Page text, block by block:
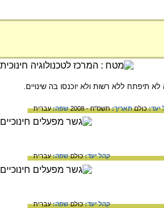
ללא רשות ולא יוכנסו בה שינויים.
יעד:כולםתאריך:תשס"ח - 2008 שפה:עברית
קהל יעד:כולםשפה:עברית
קהל יעד:כולםשפה:עברית